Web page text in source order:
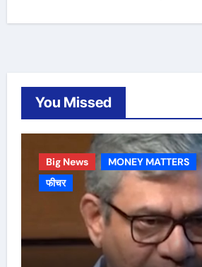
You Missed
Big News MONEY MATTERS
फीचर